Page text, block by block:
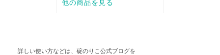
詳しい使い方などは、碇のりこ公式ブログを